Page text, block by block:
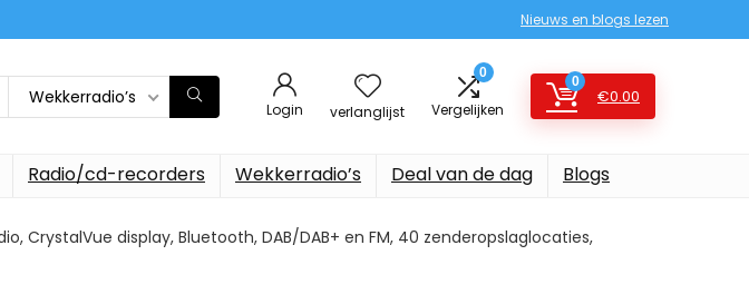
Nieuws en blogs lezen
Wekkerradio’s
Login verlanglijst
0
Vergelijken
0
€0.00
Radio/cd-recorders Wekkerradio’s Deal van de dag Blogs
CrystalVue display, Bluetooth, DAB/DAB+ en FM, 40 zenderopslaglocaties,